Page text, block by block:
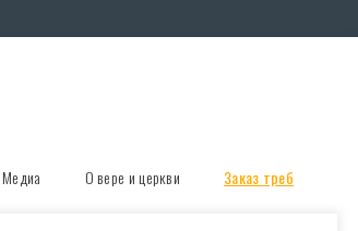
Медиа О вере и церкви Заказ треб